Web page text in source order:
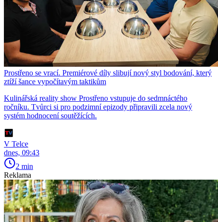
Prostřeno se vrací. Premiérové díly slibují nový styl bodování, který
ztíží šance vypočítavým taktikům
Kulinářská reality show Prostřeno vstupuje do sedmnáctého
ročníku. Tvůrci si pro podzimní epizody připravili zcela nový
systém hodnocení soutěžících.
V Telce
dnes, 09:43
2 min
Reklama